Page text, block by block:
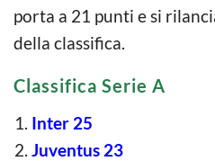
porta a 21 punti e si
della classifica.
Classifica Serie A
Inter 25
Juventus 23